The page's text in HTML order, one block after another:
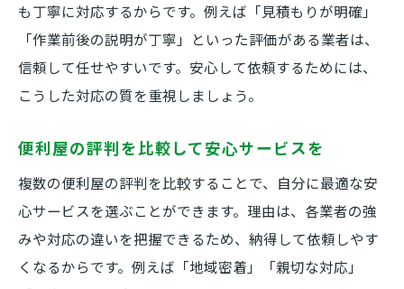
も丁寧に対応するからです。例えば「見積もりが明確」
「作業前後の説明が丁寧」といった評価がある業者は、
信頼して任せやすいです。安心して依頼するためには、
こうした対応の質を重視しましょう。
便利屋の評判を比較して安心サービスを
複数の便利屋の評判を比較することで、自分に最適な安
心サービスを選ぶことができます。理由は、各業者の強
みや対応の違いを把握できるため、納得して依頼しやす
くなるからです。例えば「地域密着」「親切な対応」